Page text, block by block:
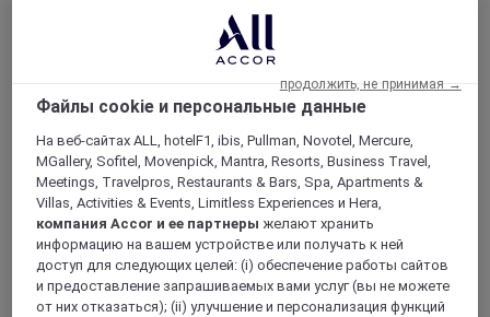
Мы ждем вас в ресторане Hillside Brasserie Maison на
деловой обед или ужин. В отеле в 20 мин от Ниццы и
аэропорта, старого города коммуны Антиб с рынками и
набережной Круазет в Каннах можно проводить
семинары, отдыхать в тишине и покое или просто
4,3/5Rated 4,3 of 5
Файлы cookie и персональные данные
На веб-сайтах ALL, hotelF1, ibis, Pullman, Novotel, Mercure,
MGallery, Sofitel, Movenpick, Mantra, Resorts, Business Travel,
Meetings, Travelpros, Restaurants & Bars, Spa, Apartments &
Villas, Activities & Events, Limitless Experiences и Hera,
компания Accor и ее партнеры желают хранить
информацию на вашем устройстве или получать к ней
доступ для следующих целей: (i) обеспечение работы сайтов
и предоставление запрашиваемых вами услуг (вы не можете
от них отказаться); (ii) улучшение и персонализация функций
продолжить, не принимая →